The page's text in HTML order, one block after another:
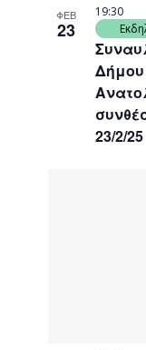
ΦΕΒ
23
Δήμου
23/2/25
19:30